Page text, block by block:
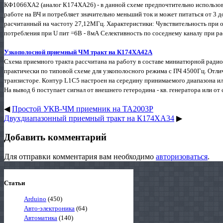
КФ1066ХА2 (аналог К174ХА26) - в данной схеме предпочтительно
работе на ВЧ и потребляет значительно меньший ток и может питаться от 3
расчитанный на частоту 27,12МГц. Характеристики: Чувствительность
потребления при U пит =6В - 8мА Селективность по соседнему каналу при
Узкополосной приемный ЧМ тракт на К174ХА42А
Схема приемного тракта рассчитана на работу в составе миниатюрной
практически по типовой схеме для узкополосного режима с ПЧ 4500Гц.
транзисторе. Контур L1C5 настроен на середину принимаемого диапазона
На вывод 6 поступает сигнал от внешнего гетеродина - кв. генератора или
◀Простой УКВ-ЧМ приемник на ТА2003Р
Двухдиапазонный приемный тракт на К174ХА34 ▶
Добавить комментарий
Для отправки комментария вам необходимо авторизоваться.
Статьи
Arduino (450)
Авто-электроника (64)
Автоматика (140)